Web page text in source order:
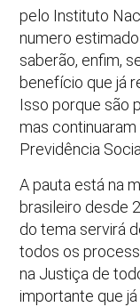
pelo Instituto
numero
saberão, enfim,
benefício que já
Isso porque são
mas
Previdência
A pauta está na
brasileiro desde
do tema servirá
todos os
na Justiça de
importante que